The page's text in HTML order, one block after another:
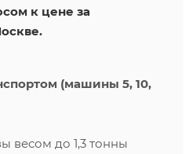
к цене за
(машины 5, 10,
весом до 1,3 тонны